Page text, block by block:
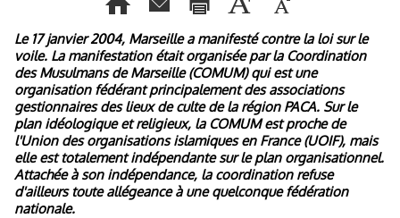
Le 17 janvier 2004, Marseille a manifesté contre la loi sur le
voile. La manifestation était organisée par la Coordination
des Musulmans de Marseille (COMUM) qui est une
organisation fédérant principalement des associations
gestionnaires des lieux de culte de la région PACA. Sur le
plan idéologique et religieux, la COMUM est proche de
l'Union des organisations islamiques en France (UOIF), mais
elle est totalement indépendante sur le plan organisationnel.
Attachée à son indépendance, la coordination refuse
d'ailleurs toute allégeance à une quelconque fédération
nationale.